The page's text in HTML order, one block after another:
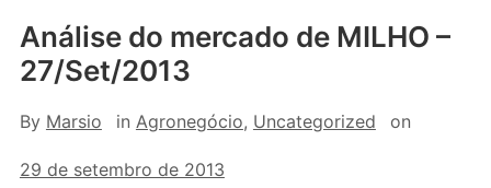
Análise do mercado de MILHO –
27/Set/2013
By Marsio in Agronegócio, Uncategorized on
29 de setembro de 2013